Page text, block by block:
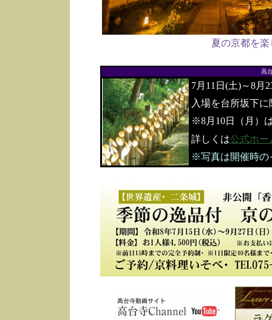
夏の京都を
高
7月11日(土)～8月
入場を台所坂下
※8月10日（月）
詳しくは公式ホー
※写真は開催時の